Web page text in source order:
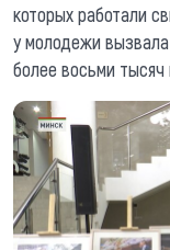
которых работали
у молодежи
более восьми